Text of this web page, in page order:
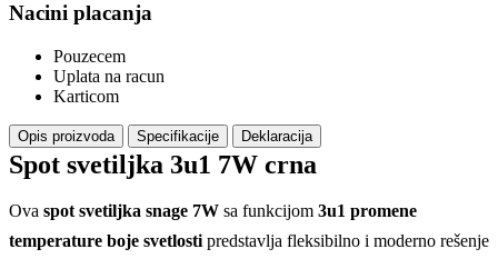
Nacini placanja
Pouzecem
Uplata na racun
Karticom
Opis proizvoda Specifikacije Deklaracija
Spot svetiljka 3u1 7W crna
Ova spot svetiljka snage 7W sa funkcijom 3u1 promene
temperature boje svetlosti predstavlja fleksibilno i moderno rešenje